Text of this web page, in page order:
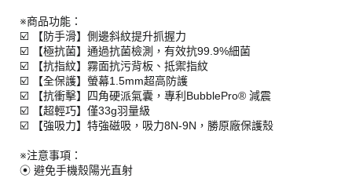
※商品功能：
☑️ 【防手滑】側邊斜紋提升抓握力
☑️ 【極抗菌】通過抗菌檢測，有效抗99.9%細菌
☑️ 【抗指紋】霧面抗污背板、抵禦指紋
☑️ 【全保護】螢幕1.5mm超高防護
☑️ 【抗衝擊】四角硬派氣囊，專利BubblePro® 減震
☑️ 【超輕巧】僅33g羽量級
☑️ 【強吸力】特強磁吸，吸力8N-9N，勝原廠保護殼
※注意事項：
⦿ 避免手機殼陽光直射